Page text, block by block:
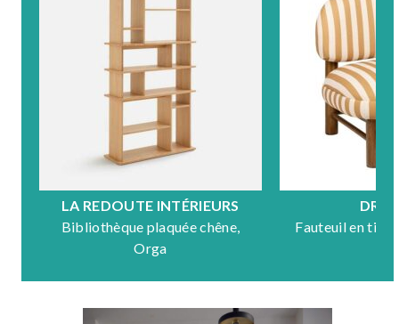
LA REDOUTE INTÉRIEURS
Bibliothèque plaquée chêne,
Orga
Fauteuil en